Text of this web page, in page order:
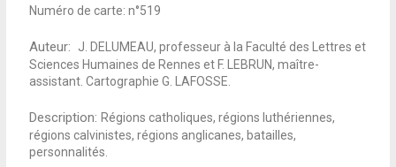
Numéro de carte: n°519
Auteur:
J. DELUMEAU, professeur à la Faculté des Lettres et
Sciences Humaines de Rennes et F. LEBRUN, maître-
assistant. Cartographie G. LAFOSSE.
Description: Régions catholiques, régions luthériennes,
régions calvinistes, régions anglicanes, batailles,
personnalités.